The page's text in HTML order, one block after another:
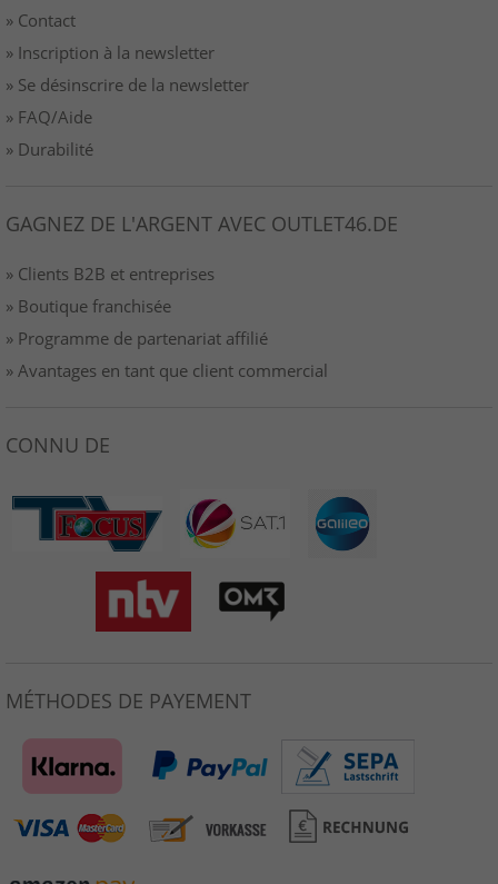
» Contact
» Inscription à la newsletter
» Se désinscrire de la newsletter
» FAQ/Aide
» Durabilité
GAGNEZ DE L'ARGENT AVEC OUTLET46.DE
» Clients B2B et entreprises
» Boutique franchisée
» Programme de partenariat affilié
» Avantages en tant que client commercial
CONNU DE
MÉTHODES DE PAYEMENT